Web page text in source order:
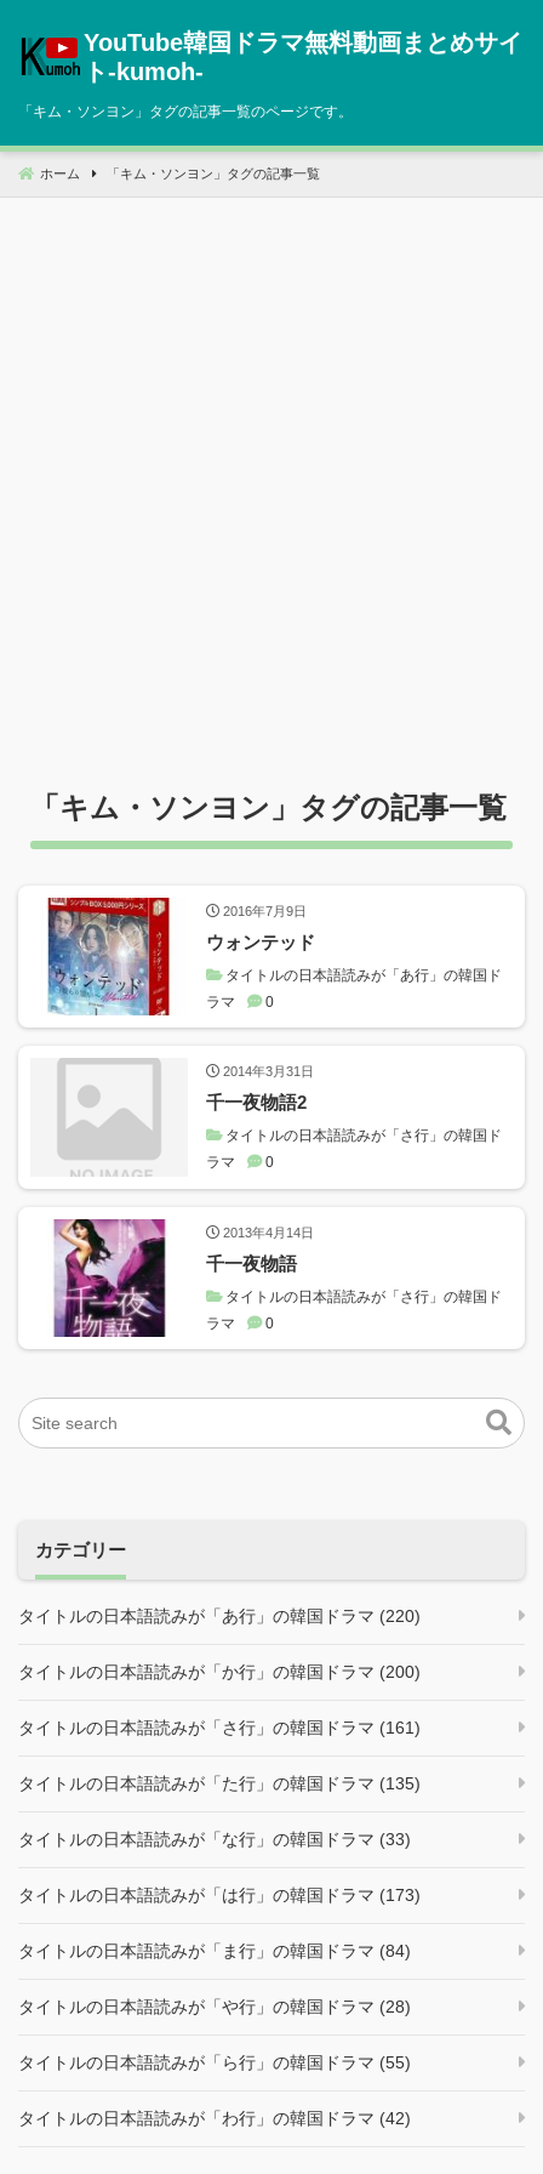
へ
動
YouTube韓国ドラマ無料動画まとめサイ
ト‐kumoh‐
「キム・ソンヨン 」タグの記事一覧のページです。
ホーム 「 キム・ソンヨン 」タグの記事一覧
「キム・ソンヨン 」タグの記事一覧
2016年7月9日
ウォンテッド
タイトルの日本語読みが「あ行」の韓国ド
ラマ
0
2014年3月31日
千一夜物語2
タイトルの日本語読みが「さ行」の韓国ド
ラマ
0
2013年4月14日
千一夜物語
タイトルの日本語読みが「さ行」の韓国ド
ラマ
0
カテゴリー
タイトルの日本語読みが「あ行」の韓国ドラマ (220)
タイトルの日本語読みが「か行」の韓国ドラマ (200)
タイトルの日本語読みが「さ行」の韓国ドラマ (161)
タイトルの日本語読みが「た行」の韓国ドラマ (135)
タイトルの日本語読みが「な行」の韓国ドラマ (33)
タイトルの日本語読みが「は行」の韓国ドラマ (173)
タイトルの日本語読みが「ま行」の韓国ドラマ (84)
タイトルの日本語読みが「や行」の韓国ドラマ (28)
タイトルの日本語読みが「ら行」の韓国ドラマ (55)
タイトルの日本語読みが「わ行」の韓国ドラマ (42)